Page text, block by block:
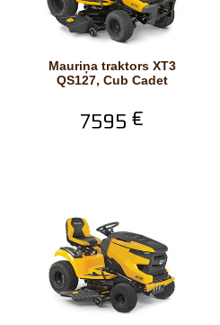
Mauriņa traktors XT3
QS127, Cub Cadet
7595 €